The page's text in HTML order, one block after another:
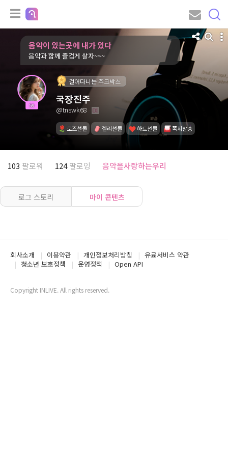
음악이 있는곳에 내가 있다
음악과 함께 즐겁게 살자~~~
59
걸어다니는 쥬크박스
국장진주
@tnswk68
로즈선물 젤리선물 하트선물 쪽지발송
103 팔로워 124팔로잉 음악을사랑하는우리
로그 스토리 마이 콘텐츠
회사소개 이용약관 개인정보처리방침
유료서비스 약관
청소년 보호정책
운영정책 Open API
Copyright INLIVE. All rights reserved.